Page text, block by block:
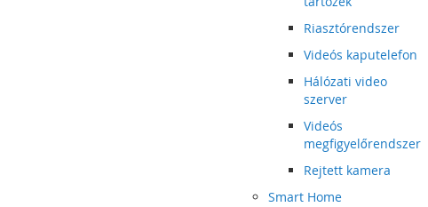
Riasztórendszer
Videós kaputelefon
Hálózati video
szerver
Videós
megfigyelőrendszer
Rejtett kamera
Smart Home